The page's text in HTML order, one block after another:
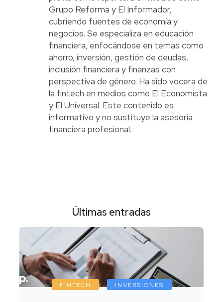
Grupo Reforma y El Informador,
cubriendo fuentes de economía y
negocios. Se especializa en educación
financiera, enfocándose en temas como
ahorro, inversión, gestión de deudas,
inclusión financiera y finanzas con
perspectiva de género. Ha sido vocera de
la fintech en medios como El Economista
y El Universal. Este contenido es
informativo y no sustituye la asesoría
financiera profesional.
Últimas entradas
FINTECH INVERSIONES